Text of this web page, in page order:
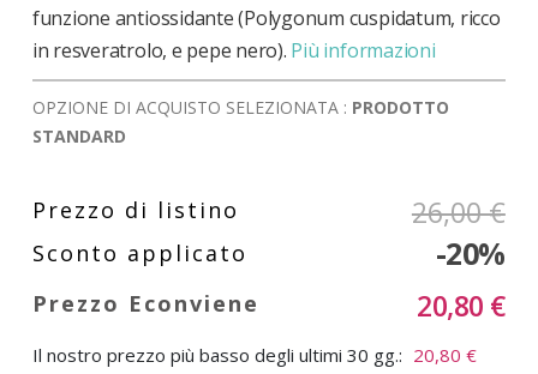
funzione antiossidante (Polygonum cuspidatum, ricco
in resveratrolo, e pepe nero). Più informazioni
OPZIONE DI ACQUISTO SELEZIONATA : PRODOTTO
STANDARD
26,00 €
-20%
20,80 €
Il nostro prezzo più basso degli ultimi 30 gg.: 20,80 €